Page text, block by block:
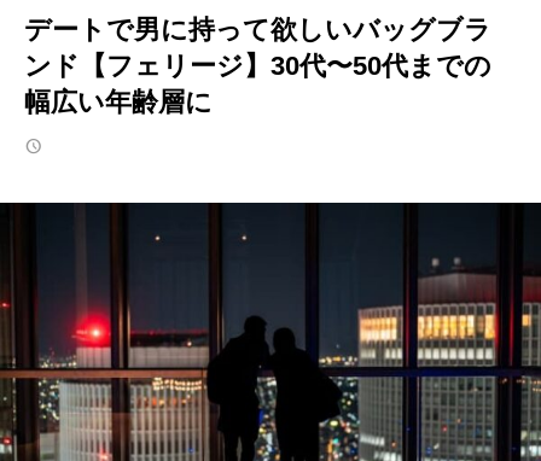
デートで男に持って欲しいバッグブラ
ンド【フェリージ】30代〜50代までの
幅広い年齢層に